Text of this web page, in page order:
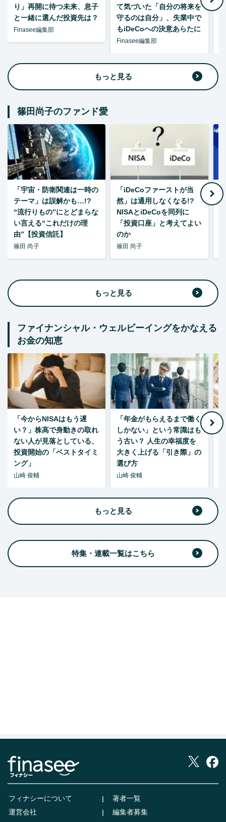
り」再開に待つ未来、息子
と一緒に選んだ投資先は？
Finasee編集部
て気づいた「自分の将来を
守るのは自分」、失業中で
もiDeCoへの決意あらたに
Finasee編集部
もっと見る
篠田尚子のファンド愛
「宇宙・防衛関連は一時の
テーマ」は誤解かも…!?
“流行りもの”にとどまらな
い言える“これだけの理
由”【投資信託】
篠田 尚子
「iDeCoファーストが当
然」は通用しなくなる!?
NISAとiDeCoを同列に
「投資口座」と考えてよい
のか
篠田 尚子
もっと見る
ファイナンシャル・ウェルビーイングをかなえる
お金の知恵
「今からNISAはもう遅
い？」株高で身動きの取れ
ない人が見落としている、
投資開始の「ベストタイミ
ング」
山崎 俊輔
「年金がもらえるまで働く
しかない」という常識はも
う古い？ 人生の幸福度を
大きく上げる「引き際」の
選び方
山崎 俊輔
もっと見る
特集・連載一覧はこちら
フィナシーについて
著者一覧
運営会社
編集者募集